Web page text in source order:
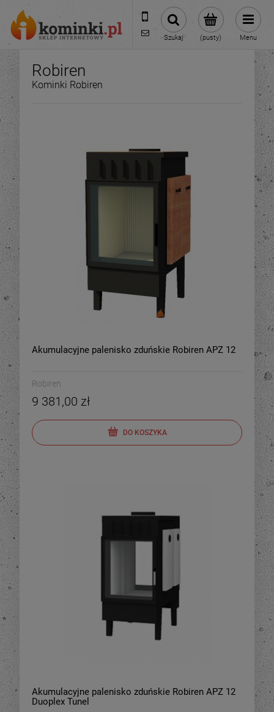
601954074
biuro@ikominki.pl
(pusty)
Szukaj Menu
Robiren
Kominki Robiren
Akumulacyjne palenisko zduńskie Robiren APZ 12
Robiren
9 381,00 zł
DO KOSZYKA
Akumulacyjne palenisko zduńskie Robiren APZ 12
Duoplex Tunel